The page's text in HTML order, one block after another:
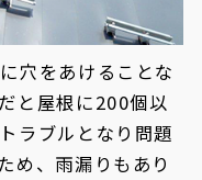
穴をあけることな
と屋根に200個以
ラブルとなり問題
め、雨漏りもあり